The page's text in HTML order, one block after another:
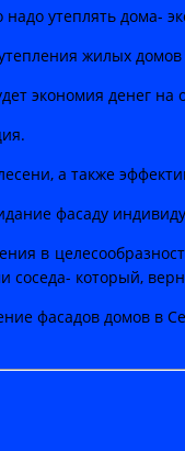
утеплять дома-
жилых
экономия денег
а также
фасаду
в
соседа- который,
фасадов домов в